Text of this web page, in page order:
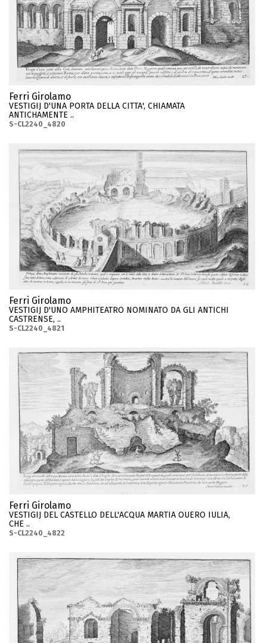
Ferri Girolamo
VESTIGIJ D'UNA PORTA DELLA CITTA', CHIAMATA
ANTICHAMENTE ..
S-CL2240_4820
Ferri Girolamo
VESTIGIJ D'UNO AMPHITEATRO NOMINATO DA GLI ANTICHI
CASTRENSE, ..
S-CL2240_4821
Ferri Girolamo
VESTIGIJ DEL CASTELLO DELL'ACQUA MARTIA OUERO IULIA,
CHE ..
S-CL2240_4822